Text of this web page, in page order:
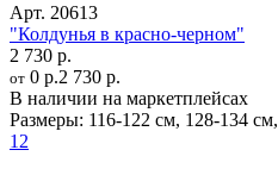
Арт. 20613
"Колдунья в красно-черном"
2 730 р.
от 0 р.2 730 р.
В наличии на маркетплейсах
Размеры: 116-122 см, 128-134 см,
12